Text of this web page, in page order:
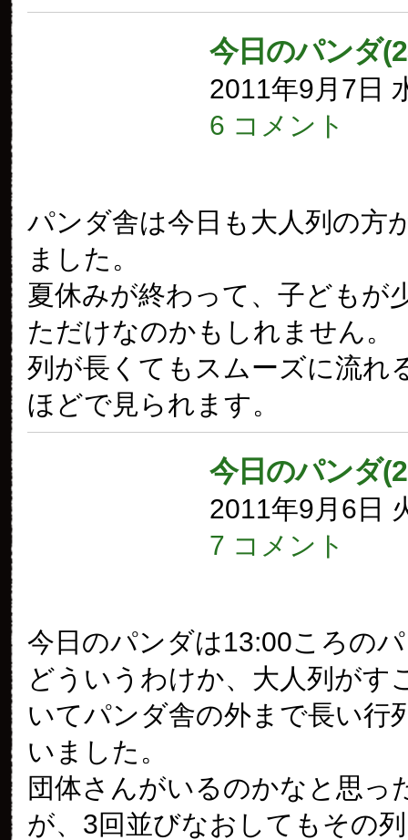
今日のパンダ
2011年9月7日
6 コメント
パンダ舎は今日も大人列の方
ました。
夏休みが終わって、子どもが
ただけなのかもしれません。
列が長くてもスムーズに流れ
ほどで見られます。
今日のパンダ
2011年9月6日
7 コメント
今日のパンダは13:00ころの
どういうわけか、大人列がす
いてパンダ舎の外まで長い行
いました。
団体さんがいるのかなと思っ
が、3回並びなおしてもその